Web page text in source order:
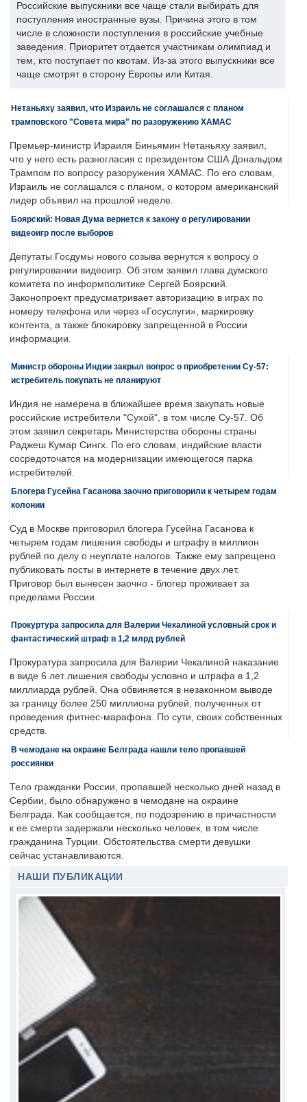
Российские выпускники все чаще стали выбирать для
поступления иностранные вузы. Причина этого в том
числе в сложности поступления в российские учебные
заведения. Приоритет отдается участникам олимпиад и
тем, кто поступает по квотам. Из-за этого выпускники все
чаще смотрят в сторону Европы или Китая.
Нетаньяху заявил, что Израиль не соглашался с планом
трамповского "Совета мира" по разоружению ХАМАС
Премьер-министр Израиля Биньямин Нетаньяху заявил,
что у него есть разногласия с президентом США Дональдом
Трампом по вопросу разоружения ХАМАС. По его словам,
Израиль не соглашался с планом, о котором американский
лидер объявил на прошлой неделе.
Боярский: Новая Дума вернется к закону о регулировании
видеоигр после выборов
Депутаты Госдумы нового созыва вернутся к вопросу о
регулировании видеоигр. Об этом заявил глава думского
комитета по информполитике Сергей Боярский.
Законопроект предусматривает авторизацию в играх по
номеру телефона или через «Госуслуги», маркировку
контента, а также блокировку запрещенной в России
информации.
Министр обороны Индии закрыл вопрос о приобретении Су-57:
истребитель покупать не планируют
Индия не намерена в ближайшее время закупать новые
российские истребители "Сухой", в том числе Су-57. Об
этом заявил секретарь Министерства обороны страны
Раджеш Кумар Сингх. По его словам, индийские власти
сосредоточатся на модернизации имеющегося парка
истребителей.
Блогера Гусейна Гасанова заочно приговорили к четырем годам
колонии
Суд в Москве приговорил блогера Гусейна Гасанова к
четырем годам лишения свободы и штрафу в миллион
рублей по делу о неуплате налогов. Также ему запрещено
публиковать посты в интернете в течение двух лет.
Приговор был вынесен заочно - блогер проживает за
пределами России.
Прокуртура запросила для Валерии Чекалиной условный срок и
фантастический штраф в 1,2 млрд рублей
Прокуратура запросила для Валерии Чекалиной наказание
в виде 6 лет лишения свободы условно и штрафа в 1,2
миллиарда рублей. Она обвиняется в незаконном выводе
за границу более 250 миллиона рублей, полученных от
проведения фитнес-марафона. По сути, своих собственных
средств.
В чемодане на окраине Белграда нашли тело пропавшей
россиянки
Тело гражданки России, пропавшей несколько дней назад в
Сербии, было обнаружено в чемодане на окраине
Белграда. Как сообщается, по подозрению в причастности
к ее смерти задержали несколько человек, в том числе
гражданина Турции. Обстоятельства смерти девушки
сейчас устанавливаются.
НАШИ ПУБЛИКАЦИИ